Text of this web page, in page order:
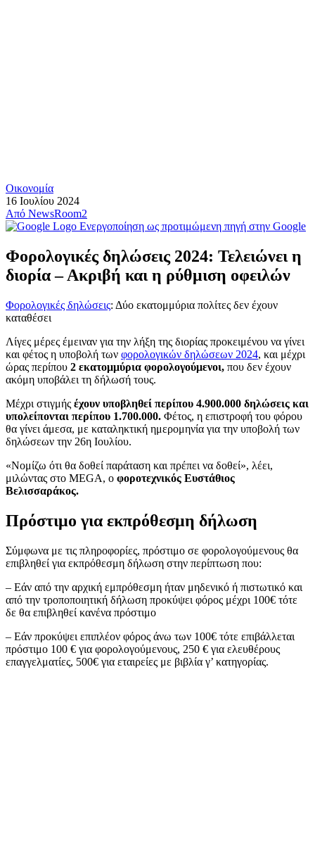
Οικονομία
16 Ιουλίου 2024
Από NewsRoom2
Ενεργοποίηση ως προτιμώμενη πηγή στην Google
Φορολογικές δηλώσεις 2024: Τελειώνει η
διορία – Ακριβή και η ρύθμιση οφειλών
Φορολογικές δηλώσεις: Δύο εκατομμύρια πολίτες δεν έχουν
καταθέσει
Λίγες μέρες έμειναν για την λήξη της διορίας προκειμένου να γίνει
και φέτος η υποβολή των φορολογικών δηλώσεων 2024, και μέχρι
ώρας περίπου 2 εκατομμύρια φορολογούμενοι, που δεν έχουν
ακόμη υποβάλει τη δήλωσή τους.
Μέχρι στιγμής έχουν υποβληθεί περίπου 4.900.000 δηλώσεις και
υπολείπονται περίπου 1.700.000. Φέτος, η επιστροφή του φόρου
θα γίνει άμεσα, με καταληκτική ημερομηνία για την υποβολή των
δηλώσεων την 26η Ιουλίου.
«Νομίζω ότι θα δοθεί παράταση και πρέπει να δοθεί», λέει,
μιλώντας στο MEGA, ο φοροτεχνικός Ευστάθιος
Βελισσαράκος.
Πρόστιμο για εκπρόθεσμη δήλωση
Σύμφωνα με τις πληροφορίες, πρόστιμο σε φορολογούμενους θα
επιβληθεί για εκπρόθεσμη δήλωση στην περίπτωση που:
– Εάν από την αρχική εμπρόθεσμη ήταν μηδενικό ή πιστωτικό και
από την τροποποιητική δήλωση προκύψει φόρος μέχρι 100€ τότε
δε θα επιβληθεί κανένα πρόστιμο
– Εάν προκύψει επιπλέον φόρος άνω των 100€ τότε επιβάλλεται
πρόστιμο 100 € για φορολογούμενους, 250 € για ελευθέρους
επαγγελματίες, 500€ για εταιρείες με βιβλία γ’ κατηγορίας.